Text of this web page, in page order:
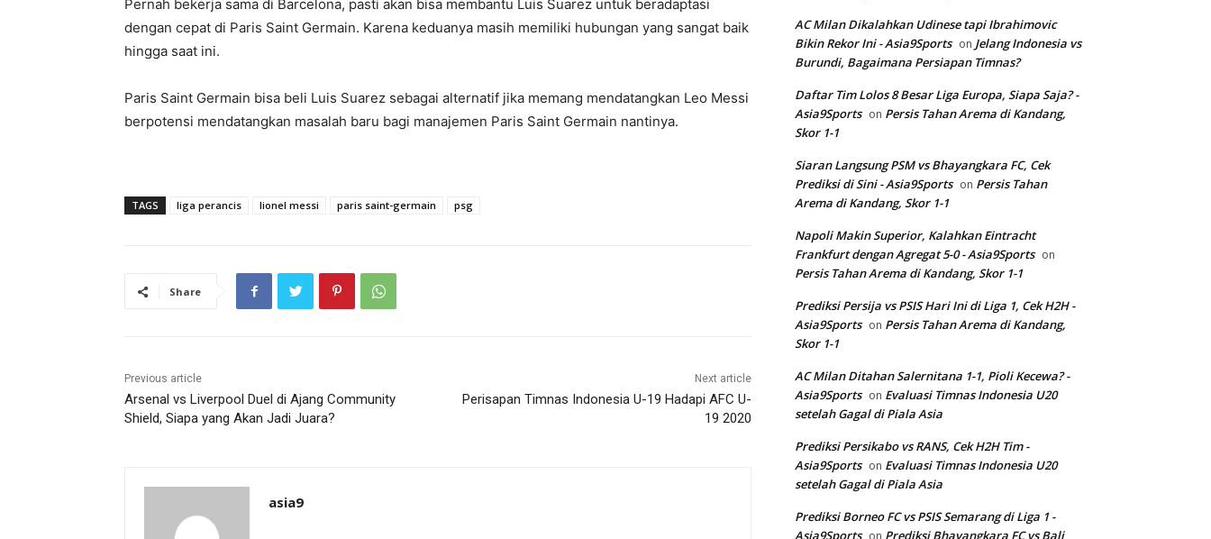
Pernah bekerja sama di Barcelona, pasti akan bisa membantu Luis Suarez untuk beradaptasi
dengan cepat di Paris Saint Germain. Karena keduanya masih memiliki hubungan yang sangat baik
hingga saat ini.
Paris Saint Germain bisa beli Luis Suarez sebagai alternatif jika memang mendatangkan Leo Messi
berpotensi mendatangkan masalah baru bagi manajemen Paris Saint Germain nantinya.
TAGS liga perancis lionel messi paris saint-germain psg
Share
Previous article
Arsenal vs Liverpool Duel di Ajang Community
Shield, Siapa yang Akan Jadi Juara?
Next article
Perisapan Timnas Indonesia U-19 Hadapi AFC U-
19 2020
asia9
AC Milan Dikalahkan Udinese tapi Ibrahimovic
Bikin Rekor Ini - Asia9Sports on Jelang Indonesia vs
Burundi, Bagaimana Persiapan Timnas?
Daftar Tim Lolos 8 Besar Liga Europa, Siapa Saja? -
Asia9Sports on Persis Tahan Arema di Kandang,
Skor 1-1
Siaran Langsung PSM vs Bhayangkara FC, Cek
Prediksi di Sini - Asia9Sports on Persis Tahan
Arema di Kandang, Skor 1-1
Napoli Makin Superior, Kalahkan Eintracht
Frankfurt dengan Agregat 5-0 - Asia9Sports on
Persis Tahan Arema di Kandang, Skor 1-1
Prediksi Persija vs PSIS Hari Ini di Liga 1, Cek H2H -
Asia9Sports on Persis Tahan Arema di Kandang,
Skor 1-1
AC Milan Ditahan Salernitana 1-1, Pioli Kecewa? -
Asia9Sports on Evaluasi Timnas Indonesia U20
setelah Gagal di Piala Asia
Prediksi Persikabo vs RANS, Cek H2H Tim -
Asia9Sports on Evaluasi Timnas Indonesia U20
setelah Gagal di Piala Asia
Prediksi Borneo FC vs PSIS Semarang di Liga 1 -
Asia9Sports on Prediksi Bhayangkara FC vs Bali